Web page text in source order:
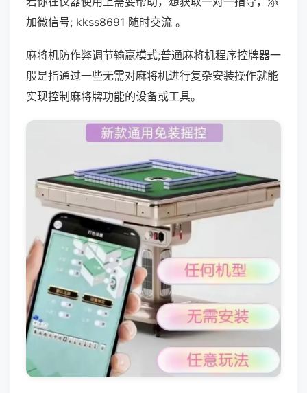
加微信号; kkss8691 随时交流 。
麻将机防作弊调节输赢模式;普通麻将机程序控牌器一
般是指通过一些无需对麻将机进行复杂安装操作就能
实现控制麻将牌功能的设备或工具。